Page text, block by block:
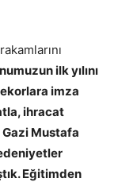
ilk yılını
imza
ihracat
Mustafa
Eğitimden